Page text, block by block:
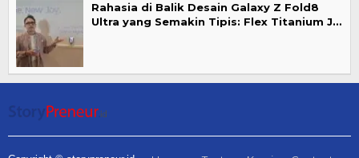
Rahasia di Balik Desain Galaxy Z Fold8
Ultra yang Semakin Tipis: Flex Titanium J…